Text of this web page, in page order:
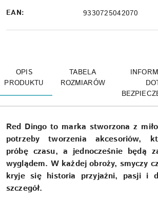
EAN: 9330725042070
OPIS
PRODUKTU
TABELA
ROZMIARÓW
Red Dingo to marka stworzona z
potrzeby tworzenia akcesoriów,
próbę czasu, a jednocześnie będą
wyglądem. W każdej obroży, smyczy
kryje się historia przyjaźni, pasji i
szczegół.